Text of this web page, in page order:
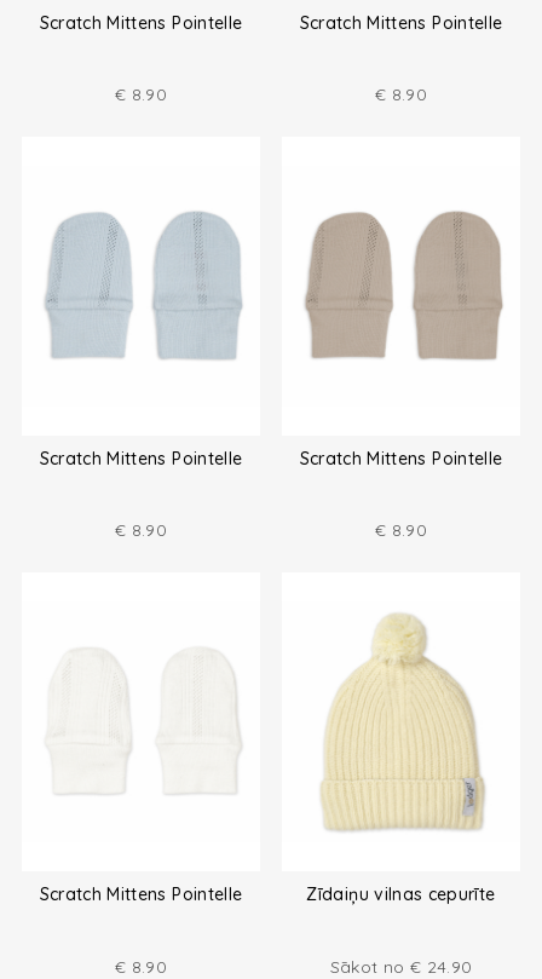
Scratch Mittens Pointelle
€ 8.90
Scratch Mittens Pointelle
€ 8.90
Scratch Mittens Pointelle
€ 8.90
Scratch Mittens Pointelle
€ 8.90
Scratch Mittens Pointelle
€ 8.90
Zīdaiņu vilnas cepurīte
Sākot no € 24.90